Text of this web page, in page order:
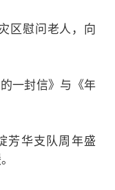
区慰问老人，向
一封信》与《年
芳华支队周年盛